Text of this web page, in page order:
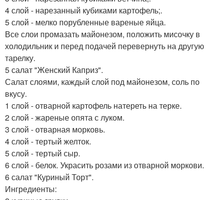
4 слой - нарезанный кубиками картофель;.
5 слой - мелко порубленные вареные яйца.
Все слои промазать майонезом, положить мисочку в
холодильник и перед подачей перевернуть на другую
тарелку.
5 салат "Женский Каприз".
Салат слоями, каждый слой под майонезом, соль по
вкусу.
1 слой - отварной картофель натереть на терке.
2 слой - жареные опята с луком.
3 слой - отварная морковь.
4 слой - тертый желток.
5 слой - тертый сыр.
6 слой - белок. Украсить розами из отварной моркови.
6 салат "Куриный Торт".
Ингредиенты: